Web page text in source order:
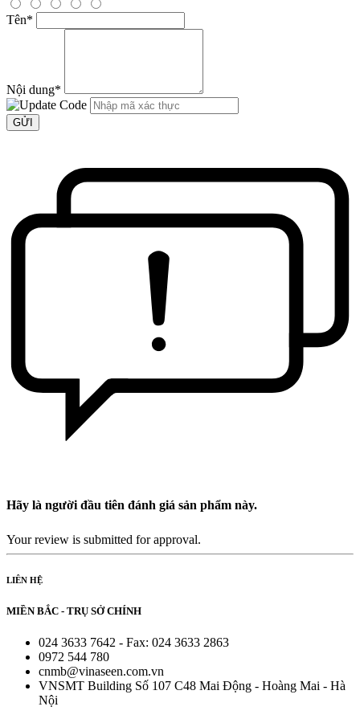
Tên*
Nội dung*
GỬI
Hãy là người đầu tiên đánh giá sản phẩm này.
Your review is submitted for approval.
LIÊN HỆ
MIỀN BẮC - TRỤ SỞ CHÍNH
024 3633 7642 - Fax: 024 3633 2863
0972 544 780
cnmb@vinaseen.com.vn
VNSMT Building Số 107 C48 Mai Động - Hoàng Mai - Hà
Nội